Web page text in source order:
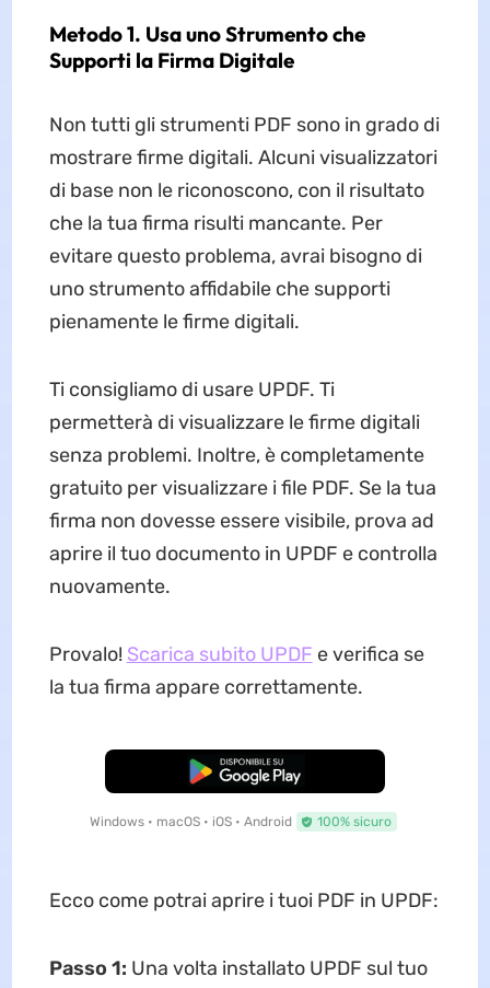
Metodo 1. Usa uno Strumento che
Supporti la Firma Digitale
Non tutti gli strumenti PDF sono in grado di
mostrare firme digitali. Alcuni visualizzatori
di base non le riconoscono, con il risultato
che la tua firma risulti mancante. Per
evitare questo problema, avrai bisogno di
uno strumento affidabile che supporti
pienamente le firme digitali.
Ti consigliamo di usare UPDF. Ti
permetterà di visualizzare le firme digitali
senza problemi. Inoltre, è completamente
gratuito per visualizzare i file PDF. Se la tua
firma non dovesse essere visibile, prova ad
aprire il tuo documento in UPDF e controlla
nuovamente.
Provalo! Scarica subito UPDF e verifica se
la tua firma appare correttamente.
Download Gratis
Windows • macOS • iOS • Android 100% sicuro
Ecco come potrai aprire i tuoi PDF in UPDF:
Passo 1: Una volta installato UPDF sul tuo